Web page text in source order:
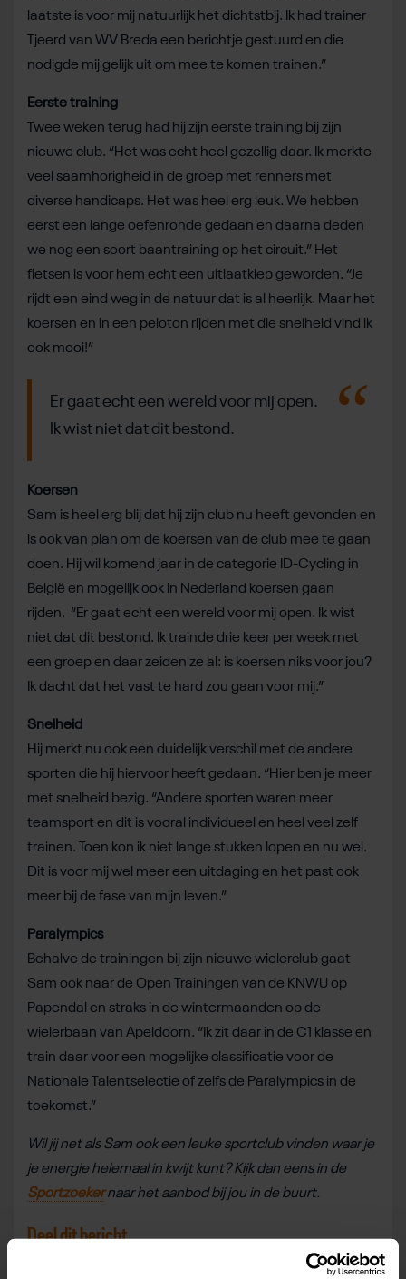
laatste is voor mij natuurlijk het dichtstbij. Ik had trainer
Tjeerd van WV Breda een berichtje gestuurd en die
nodigde mij gelijk uit om mee te komen trainen.”
Eerste training
Twee weken terug had hij zijn eerste training bij zijn
nieuwe club. “Het was echt heel gezellig daar. Ik merkte
veel saamhorigheid in de groep met renners met
diverse handicaps. Het was heel erg leuk. We hebben
eerst een lange oefenronde gedaan en daarna deden
we nog een soort baantraining op het circuit.” Het
fietsen is voor hem echt een uitlaatklep geworden. “Je
rijdt een eind weg in de natuur dat is al heerlijk. Maar het
koersen en in een peloton rijden met die snelheid vind ik
ook mooi!”
Er gaat echt een wereld voor mij open.
Ik wist niet dat dit bestond.
Koersen
Sam is heel erg blij dat hij zijn club nu heeft gevonden en
is ook van plan om de koersen van de club mee te gaan
doen. Hij wil komend jaar in de categorie ID-Cycling in
België en mogelijk ook in Nederland koersen gaan
rijden. “Er gaat echt een wereld voor mij open. Ik wist
niet dat dit bestond. Ik trainde drie keer per week met
een groep en daar zeiden ze al: is koersen niks voor jou?
Ik dacht dat het vast te hard zou gaan voor mij.”
Snelheid
Hij merkt nu ook een duidelijk verschil met de andere
sporten die hij hiervoor heeft gedaan. “Hier ben je meer
met snelheid bezig. “Andere sporten waren meer
teamsport en dit is vooral individueel en heel veel zelf
trainen. Toen kon ik niet lange stukken lopen en nu wel.
Dit is voor mij wel meer een uitdaging en het past ook
meer bij de fase van mijn leven.”
Paralympics
Behalve de trainingen bij zijn nieuwe wielerclub gaat
Sam ook naar de Open Trainingen van de KNWU op
Papendal en straks in de wintermaanden op de
wielerbaan van Apeldoorn. “Ik zit daar in de C1 klasse en
train daar voor een mogelijke classificatie voor de
Nationale Talentselectie of zelfs de Paralympics in de
toekomst.”
Wil jij net als Sam ook een leuke sportclub vinden waar je
je energie helemaal in kwijt kunt? Kijk dan eens in de
Sportzoekernaar het aanbod bij jou in de buurt.
Deel dit bericht